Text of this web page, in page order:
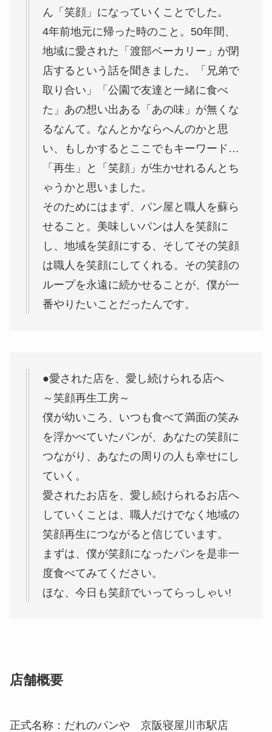
ん「笑顔」になっていくことでした。
4年前地元に帰った時のこと。50年間、
地域に愛された「渡部ベーカリー」が閉
店するという話を聞きました。「兄弟で
取り合い」「公園で友達と一緒に食べ
た」あの想い出ある「あの味」が無くな
るなんて。なんとかならへんのかと思
い、もしかするとここでもキーワード…
「再生」と「笑顔」が生かせれるんとち
ゃうかと思いました。
そのためにはまず、パン屋と職人を蘇ら
せること。美味しいパンは人を笑顔に
し、地域を笑顔にする、そしてその笑顔
は職人を笑顔にしてくれる。その笑顔の
ループを永遠に続かせることが、僕が一
番やりたいことだったんです。
●愛された店を、愛し続けられる店へ
～笑顔再生工房～
僕が幼いころ、いつも食べて満面の笑み
を浮かべていたパンが、あなたの笑顔に
つながり、あなたの周りの人も幸せにし
ていく。
愛されたお店を、愛し続けられるお店へ
していくことは、職人だけでなく地域の
笑顔再生につながると信じています。
まずは、僕が笑顔になったパンを是非一
度食べてみてください。
ほな、今日も笑顔でいってらっしゃい!
店舗概要
正式名称：だれのパンや 京阪寝屋川市駅店